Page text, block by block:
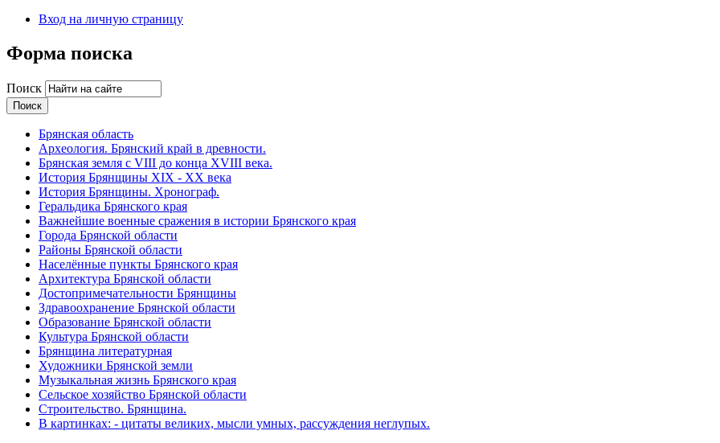
Вход на личную страницу
Форма поиска
Поиск
Брянская область
Археология. Брянский край в древности.
Брянская земля с VIII до конца XVIII века.
История Брянщины XIX - XX века
История Брянщины. Хронограф.
Геральдика Брянского края
Важнейшие военные сражения в истории Брянского края
Города Брянской области
Районы Брянской области
Населённые пункты Брянского края
Архитектура Брянской области
Достопримечательности Брянщины
Здравоохранение Брянской области
Образование Брянской области
Культура Брянской области
Брянщина литературная
Художники Брянской земли
Музыкальная жизнь Брянского края
Сельское хозяйство Брянской области
Строительство. Брянщина.
В картинках: - цитаты великих, мысли умных, рассуждения неглупых.